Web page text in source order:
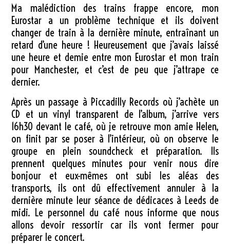
Ma malédiction des trains frappe encore, mon
Eurostar a un problème technique et ils doivent
changer de train à la dernière minute, entraînant un
retard d’une heure ! Heureusement que j’avais laissé
une heure et demie entre mon Eurostar et mon train
pour Manchester, et c’est de peu que j’attrape ce
dernier.
Après un passage à Piccadilly Records où j’achète un
CD et un vinyl transparent de l’album, j’arrive vers
16h30 devant le café, où je retrouve mon amie Helen,
on finit par se poser à l’intérieur, où on observe le
groupe en plein soundcheck et préparation. Ils
prennent quelques minutes pour venir nous dire
bonjour et eux-mêmes ont subi les aléas des
transports, ils ont dû effectivement annuler à la
dernière minute leur séance de dédicaces à Leeds de
midi. Le personnel du café nous informe que nous
allons devoir ressortir car ils vont fermer pour
préparer le concert.